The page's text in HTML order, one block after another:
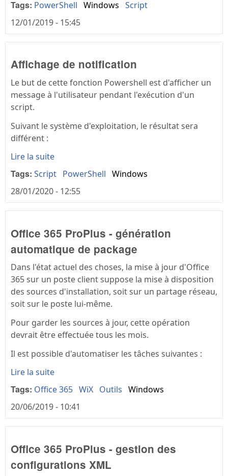
Tags: PowerShell Windows Script
12/01/2019 - 15:45
Affichage de notification
Le but de cette fonction Powershell est d'afficher un
message à l'utilisateur pendant l'exécution d'un
script.
Suivant le système d'exploitation, le résultat sera
différent :
Lire la suite
Tags: Script PowerShell Windows
28/01/2020 - 12:55
Office 365 ProPlus - génération
automatique de package
Dans l'état actuel des choses, la mise à jour d'Office
365 sur un poste client suppose la mise à disposition
des sources d'installation, soit sur un partage réseau,
soit sur le poste lui-même.
Pour garder les sources à jour, cette opération
devrait être effectuée tous les mois.
Il est possible d'automatiser les tâches suivantes :
Lire la suite
Tags: Office 365 WiX Outils Windows
20/06/2019 - 10:41
Office 365 ProPlus - gestion des
configurations XML